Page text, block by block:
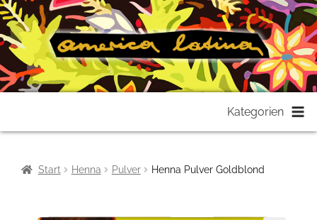
springen
springen
Kategorien
Start Henna Pulver Henna Pulver Goldblond